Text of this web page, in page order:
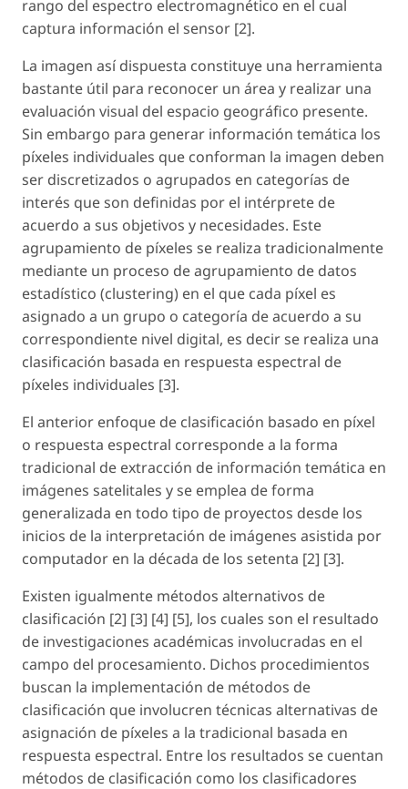
rango del espectro electromagnético en el cual
captura información el sensor [2].
La imagen así dispuesta constituye una herramienta
bastante útil para reconocer un área y realizar una
evaluación visual del espacio geográfico presente.
Sin embargo para generar información temática los
píxeles individuales que conforman la imagen deben
ser discretizados o agrupados en categorías de
interés que son definidas por el intérprete de
acuerdo a sus objetivos y necesidades. Este
agrupamiento de píxeles se realiza tradicionalmente
mediante un proceso de agrupamiento de datos
estadístico (clustering) en el que cada píxel es
asignado a un grupo o categoría de acuerdo a su
correspondiente nivel digital, es decir se realiza una
clasificación basada en respuesta espectral de
píxeles individuales [3].
El anterior enfoque de clasificación basado en píxel
o respuesta espectral corresponde a la forma
tradicional de extracción de información temática en
imágenes satelitales y se emplea de forma
generalizada en todo tipo de proyectos desde los
inicios de la interpretación de imágenes asistida por
computador en la década de los setenta [2] [3].
Existen igualmente métodos alternativos de
clasificación [2] [3] [4] [5], los cuales son el resultado
de investigaciones académicas involucradas en el
campo del procesamiento. Dichos procedimientos
buscan la implementación de métodos de
clasificación que involucren técnicas alternativas de
asignación de píxeles a la tradicional basada en
respuesta espectral. Entre los resultados se cuentan
métodos de clasificación como los clasificadores